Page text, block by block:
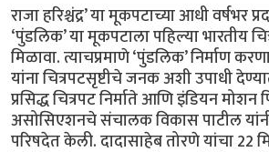
राजा हरिश्चंद्र’ या मूकपटाच्या आधी वर्षभर
‘पुंडलिक’ या मूकपटाला पहिल्या भारतीय
मिळावा. त्याचप्रमाणे ‘पुंडलिक’ निर्माण
यांना चित्रपटसृष्टीचे जनक अशी उपाधी
प्रसिद्ध चित्रपट निर्माते आणि इंडियन मोशन
असोसिएशनचे संचालक विकास पाटील यांनी
परिषदेत केली. दादासाहेब तोरणे यांचा 22